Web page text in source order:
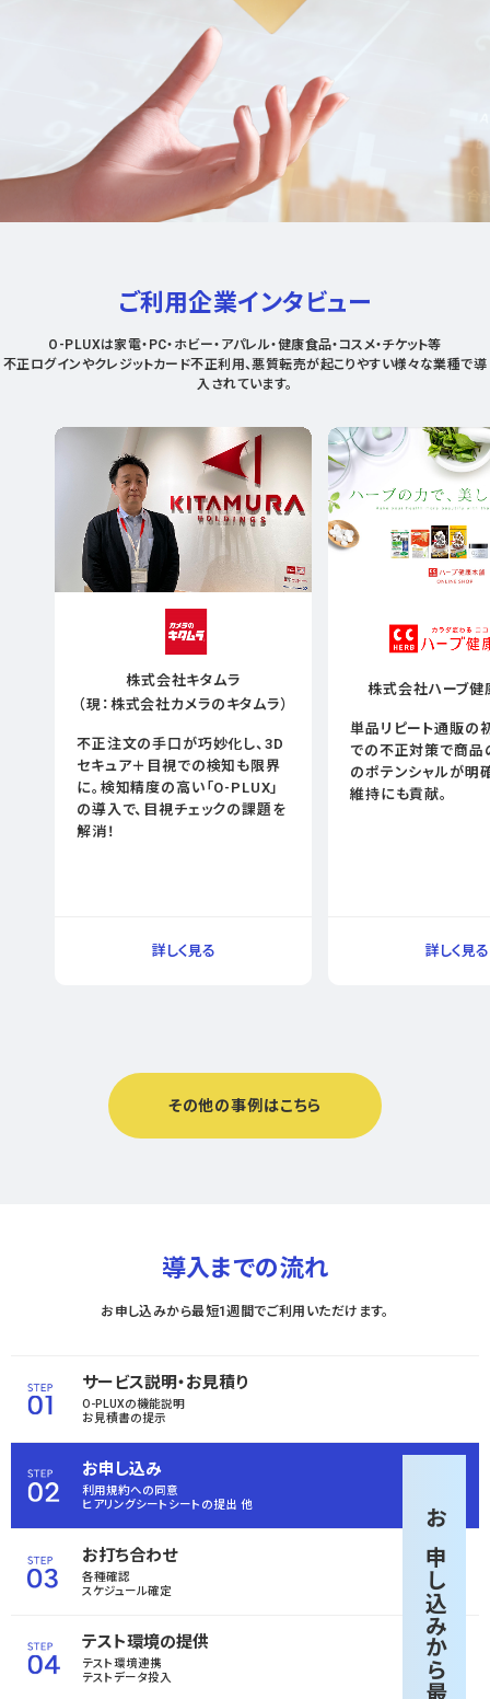
ご利用企業インタビュー
O-PLUXは家電・PC・ホビー・アパレル・健康食品・コスメ・チケット等
不正ログインやクレジットカード不正利用、悪質転売が起こりやすい様々な業種で導
入されています。
株式会社キタムラ
（現：株式会社カメラのキタムラ）
不正注文の手口が巧妙化し、3D
セキュア＋目視での検知も限界
に。検知精度の高い「O-PLUX」
の導入で、目視チェックの課題を
解消！
株式会社ハーブ健
単品リピート通販の
での不正対策で商品
のポテンシャルが明
維持にも貢献。
その他の事例はこちら
導入までの流れ
お申し込みから最短1週間でご利用いただけます。
サービス説明・お見積り
O-PLUXの機能説明
お見積書の提示
お申し込み
利用規約への同意
ヒアリングシートシートの提出 他
お打ち合わせ
各種確認
スケジュール確定
テスト環境の提供
テスト環境連携
テストデータ投入
お申し込みから